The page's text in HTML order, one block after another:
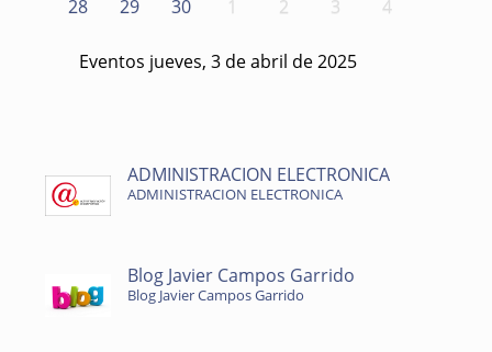
28
29 30 1 2 3 4
Eventos jueves, 3 de abril de 2025
ADMINISTRACION ELECTRONICA
ADMINISTRACION ELECTRONICA
Blog Javier Campos Garrido
Blog Javier Campos Garrido